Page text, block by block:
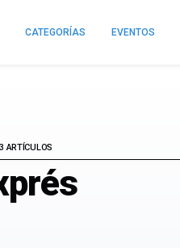
CATEGORÍAS EVENTOS
ARTÍCULOS